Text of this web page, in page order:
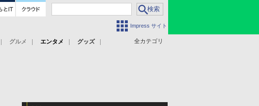
Impress サイト
全カテゴリ
グルメ エンタメ
グッズ